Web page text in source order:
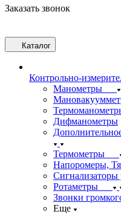
Заказать звонок
Каталог
Контрольно-
Манометры
Дифманометры
Термометры
Напоромеры,
Сигнализаторы
Ротаметры
Звонки
Еще